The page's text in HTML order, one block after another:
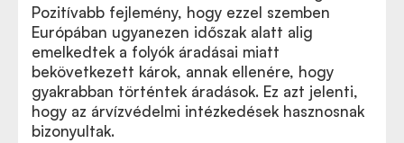
Pozitívabb fejlemény, hogy ezzel szemben
Európában ugyanezen időszak alatt alig
emelkedtek a folyók áradásai miatt
bekövetkezett károk, annak ellenére, hogy
gyakrabban történtek áradások. Ez azt jelenti,
hogy az árvízvédelmi intézkedések hasznosnak
bizonyultak.